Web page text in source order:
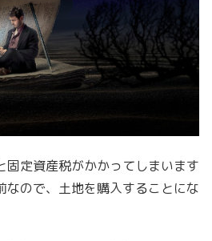
固定資産税がかかってしまいます
なので、土地を購入することにな